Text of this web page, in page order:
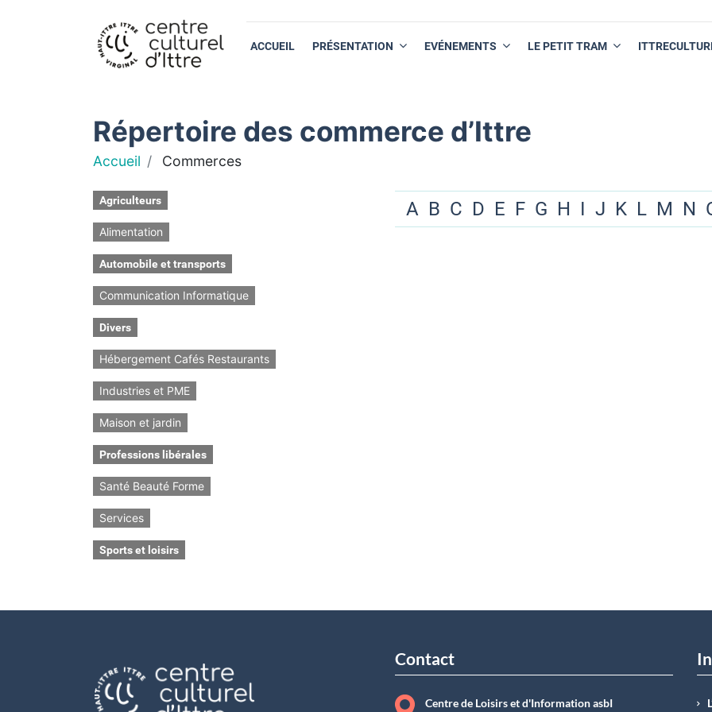
ACCUEIL PRÉSENTATION EVÉNEMENTS LE PETIT TRAM
Répertoire des commerce d’Ittre
Accueil Commerces
Agriculteurs
Alimentation
Automobile et transports
Communication Informatique
Divers
Hébergement Cafés Restaurants
Industries et PME
Maison et jardin
Professions libérales
Santé Beauté Forme
Services
Sports et loisirs
A B C D E F G H I J K L M N
Contact
Centre de Loisirs et d'Information asbI